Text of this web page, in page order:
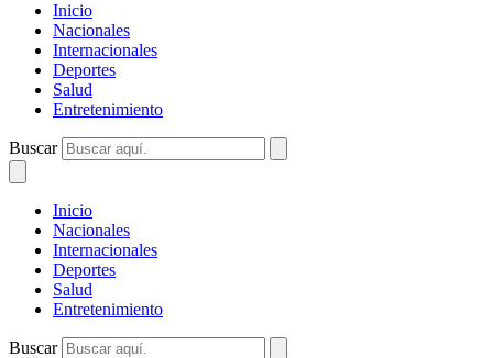
Inicio
Nacionales
Internacionales
Deportes
Salud
Entretenimiento
Buscar
Inicio
Nacionales
Internacionales
Deportes
Salud
Entretenimiento
Buscar